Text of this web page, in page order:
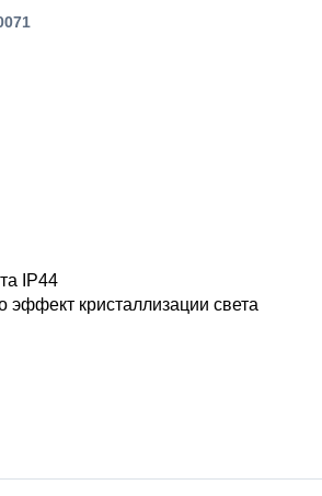
IP44
эффект кристаллизации света